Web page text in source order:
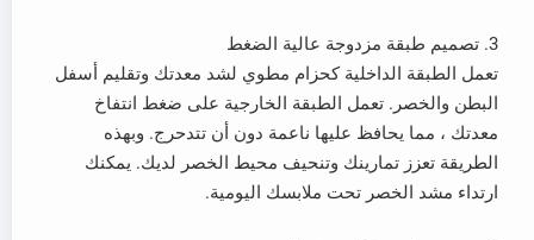
3. تصميم طبقة مزدوجة عالية الضغط
تعمل الطبقة الداخلية كحزام مطوي لشد معدتك وتقليم أسفل
البطن والخصر. تعمل الطبقة الخارجية على ضغط انتفاخ
معدتك ، مما يحافظ عليها ناعمة دون أن تتدحرج. وبهذه
الطريقة تعزز تمارينك وتنحيف محيط الخصر لديك. يمكنك
ارتداء مشد الخصر تحت ملابسك اليومية.